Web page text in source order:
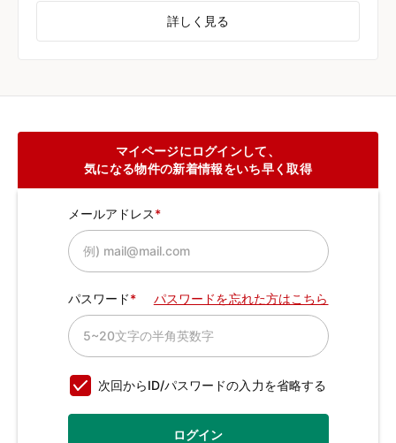
詳しく見る
マイページにログインして、
気になる物件の新着情報をいち早く取得
メールアドレス
パスワード パスワードを忘れた方はこちら
次回からID/パスワードの入力を省略する
ログイン